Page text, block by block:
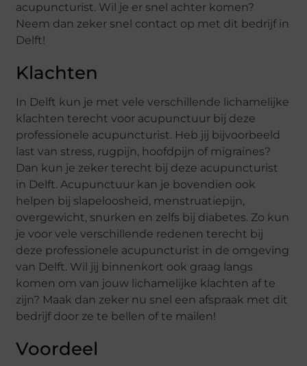
acupuncturist. Wil je er snel achter komen?
Neem dan zeker snel contact op met dit bedrijf in
Delft!
Klachten
In Delft kun je met vele verschillende lichamelijke
klachten terecht voor acupunctuur bij deze
professionele acupuncturist. Heb jij bijvoorbeeld
last van stress, rugpijn, hoofdpijn of migraines?
Dan kun je zeker terecht bij deze acupuncturist
in Delft. Acupunctuur kan je bovendien ook
helpen bij slapeloosheid, menstruatiepijn,
overgewicht, snurken en zelfs bij diabetes. Zo kun
je voor vele verschillende redenen terecht bij
deze professionele acupuncturist in de omgeving
van Delft. Wil jij binnenkort ook graag langs
komen om van jouw lichamelijke klachten af te
zijn? Maak dan zeker nu snel een afspraak met dit
bedrijf door ze te bellen of te mailen!
Voordeel